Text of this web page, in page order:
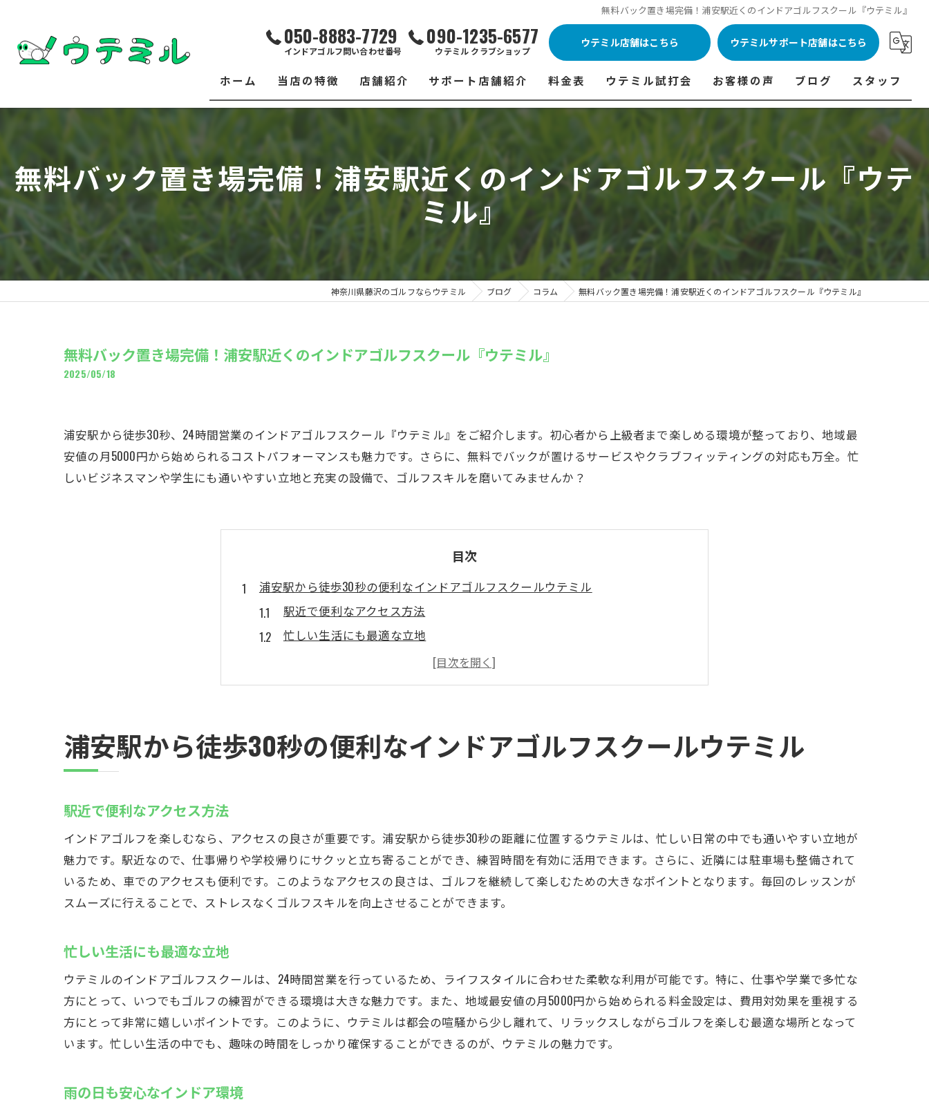
無料バック置き場完備！浦安駅近くのインドアゴルフスクール『ウテミル』
050-8883-7729
インドアゴルフ問い合わせ番号
090-1235-6577
ウテミル クラブショップ
ウテミル店舗はこちら ウテミルサポート店舗はこちら
ホーム 当店の特徴
練習場
フィッティング
クラブショップ
店舗紹介
ウテミル 浦安駅前店
市原インドアゴルフ
ウテミルスクール高崎店
サポート店舗紹介
シミュレーションゴルフ Caddy
スズヨンゴルフクラブ(SUZU4-GOLFCLUB)
料金表
浦安駅前店 料金表
市原インドアゴルフ 料金表
ウテミルスクール高崎店 料金表
サポート店舗 料金表
シミュレーションゴルフ Caddy 料金表
ウテミル試打会
ウテミル試打会とは・・・
ウテミル試打会日程
フィッテイング・試打会 商品ラインナップ一覧
よくある質問
試打会開催受付
お客様の声
フィッテイング・試打会参加者の声
ブログ スタッフ
代表あいさつ
無料バック置き場完備！浦安駅近くのインドアゴルフスクール『ウテ
ミル』
神奈川県藤沢のゴルフならウテミル ブログ コラム 無料バック置き場完備！浦安駅近くのインドアゴルフスクール『ウテミル』
無料バック置き場完備！浦安駅近くのインドアゴルフスクール『ウテミル』
2025/05/18
浦安駅から徒歩30秒、24時間営業のインドアゴルフスクール『ウテミル』をご紹介します。初心者から上級者まで楽しめる環境が整っており、地域最
安値の月5000円から始められるコストパフォーマンスも魅力です。さらに、無料でバックが置けるサービスやクラブフィッティングの対応も万全。忙
しいビジネスマンや学生にも通いやすい立地と充実の設備で、ゴルフスキルを磨いてみませんか？
目次
浦安駅から徒歩30秒の便利なインドアゴルフスクールウテミル
駅近で便利なアクセス方法
忙しい生活にも最適な立地
雨の日も安心なインドア環境
初心者に優しいアクセスポイント
通いやすさが続ける鍵
地域最安値！月5000円から始めるインドアゴルフウテミルの魅力
お財布に優しいゴルフ体験
経済的負担を軽減するインドアゴルフ
学生にも嬉しいリーズナブルな価格設定
料金以上の価値を提供するウテミル
初心者が安心して通える理由
上級者も満足の設備とプログラム
24時間営業のメリットとその活用法
時間を選ばない練習の自由度
浦安駅から徒歩30秒の便利なインドアゴルフスクールウテミル
駅近で便利なアクセス方法
インドアゴルフを楽しむなら、アクセスの良さが重要です。浦安駅から徒歩30秒の距離に位置するウテミルは、忙しい日常の中でも通いやすい立地が
魅力です。駅近なので、仕事帰りや学校帰りにサクッと立ち寄ることができ、練習時間を有効に活用できます。さらに、近隣には駐車場も整備されて
いるため、車でのアクセスも便利です。このようなアクセスの良さは、ゴルフを継続して楽しむための大きなポイントとなります。毎回のレッスンが
スムーズに行えることで、ストレスなくゴルフスキルを向上させることができます。
忙しい生活にも最適な立地
ウテミルのインドアゴルフスクールは、24時間営業を行っているため、ライフスタイルに合わせた柔軟な利用が可能です。特に、仕事や学業で多忙な
方にとって、いつでもゴルフの練習ができる環境は大きな魅力です。また、地域最安値の月5000円から始められる料金設定は、費用対効果を重視する
方にとって非常に嬉しいポイントです。このように、ウテミルは都会の喧騒から少し離れて、リラックスしながらゴルフを楽しむ最適な場所となって
います。忙しい生活の中でも、趣味の時間をしっかり確保することができるのが、ウテミルの魅力です。
雨の日も安心なインドア環境